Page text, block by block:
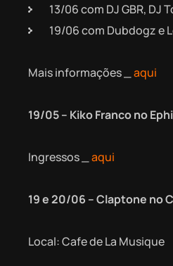
13/06 com DJ GBR, DJ
19/06 com Dubdogz e
Mais informações _ aqui
19/05 – Kiko Franco no
Ingressos _ aqui
19 e 20/06 – Claptone no
Local: Cafe de La Musique